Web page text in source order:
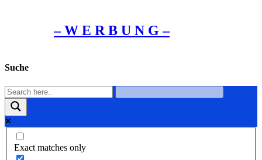
– W Ε R Β U Ν G –
Suche
Exact matches only